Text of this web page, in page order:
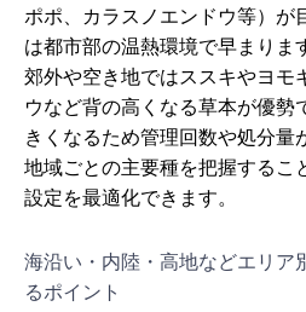
ポポ、カラスノエンドウ等）が
は都市部の温熱環境で早まりま
郊外や空き地ではススキやヨモ
ウなど背の高くなる草本が優勢
きくなるため管理回数や処分量
地域ごとの主要種を把握するこ
設定を最適化できます。
海沿い・内陸・高地などエリア
るポイント